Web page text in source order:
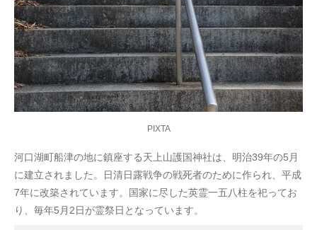
PIXTA
河口湖町船津の地に鎮座する天上山護国神社は、明治39年の5月
に建立されました。日清日露戦争の戦死者のために作られ、平成
7年に改築されています。国家に尽した英霊一五八柱を祀ってお
り、毎年5月2日が霊祭日となっています。